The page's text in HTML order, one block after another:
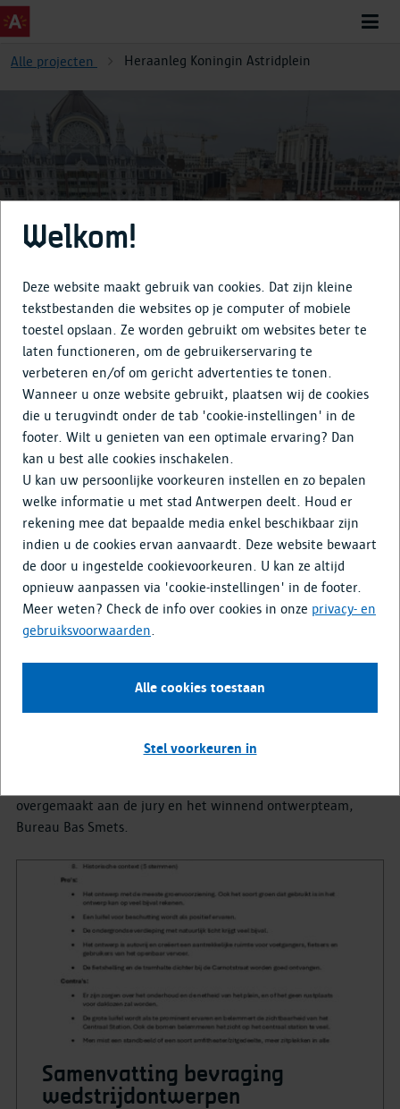
Alle projecten Heraanleg Koningin Astridplein
Over
Tijdlijn
Doe mee
Media & Nieuws
Resultaten bevraging
wedstrijdontwerpen
Eind juni 2024 kon iedereen de vier wedstrijdontwerpen
ontdekken. Er liep een online bevraging en ook op het
Koningin Astridplein zelf konden geïnteresseerden de
ontwerpen bekijken en hun mening geven over wat ze goed
overgemaakt aan de jury en het winnend ontwerpteam,
Bureau Bas Smets.
Samenvatting bevraging
wedstrijdontwerpen
Welkom!
Deze website maakt gebruik van cookies. Dat zijn kleine
tekstbestanden die websites op je computer of mobiele
toestel opslaan. Ze worden gebruikt om websites beter te
laten functioneren, om de gebruikerservaring te
verbeteren en/of om gericht advertenties te tonen.
Wanneer u onze website gebruikt, plaatsen wij de cookies
die u terugvindt onder de tab 'cookie-instellingen' in de
footer. Wilt u genieten van een optimale ervaring? Dan
kan u best alle cookies inschakelen.
U kan uw persoonlijke voorkeuren instellen en zo bepalen
welke informatie u met stad Antwerpen deelt. Houd er
rekening mee dat bepaalde media enkel beschikbaar zijn
indien u de cookies ervan aanvaardt. Deze website bewaart
de door u ingestelde cookievoorkeuren. U kan ze altijd
opnieuw aanpassen via 'cookie-instellingen' in de footer.
Meer weten? Check de info over cookies in onze privacy- en
gebruiksvoorwaarden.
Alle cookies toestaan
Stel voorkeuren in